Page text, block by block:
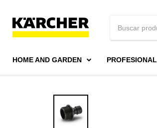
HOME AND GARDEN PROFESIONAL